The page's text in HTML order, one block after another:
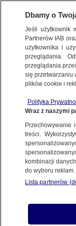
BIZNES
PIENIĄDZE
11.05.2026, 09:55
Czyta lektor AI
Dbamy o
Jeśli użytkownik
Partnerów IAB
użytkownika i
przeglądania.
przeglądania
się przetwarzaniu
plików cookie i
Polityka
Wraz z naszymi
treści.
kombinacji
do wyboru reklam.
Lista partnerów